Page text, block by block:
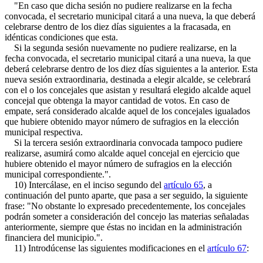
"En caso que dicha sesión no pudiere realizarse en la fecha
convocada, el secretario municipal citará a una nueva, la que deberá
celebrarse dentro de los diez días siguientes a la fracasada, en
idénticas condiciones que esta.
Si la segunda sesión nuevamente no pudiere realizarse, en la
fecha convocada, el secretario municipal citará a una nueva, la que
deberá celebrarse dentro de los diez días siguientes a la anterior. Esta
nueva sesión extraordinaria, destinada a elegir alcalde, se celebrará
con el o los concejales que asistan y resultará elegido alcalde aquel
concejal que obtenga la mayor cantidad de votos. En caso de
empate, será considerado alcalde aquel de los concejales igualados
que hubiere obtenido mayor número de sufragios en la elección
municipal respectiva.
Si la tercera sesión extraordinaria convocada tampoco pudiere
realizarse, asumirá como alcalde aquel concejal en ejercicio que
hubiere obtenido el mayor número de sufragios en la elección
municipal correspondiente.".
10) Intercálase, en el inciso segundo del artículo 65, a
continuación del punto aparte, que pasa a ser seguido, la siguiente
frase: "No obstante lo expresado precedentemente, los concejales
podrán someter a consideración del concejo las materias señaladas
anteriormente, siempre que éstas no incidan en la administración
financiera del municipio.".
11) Introdúcense las siguientes modificaciones en el artículo 67: